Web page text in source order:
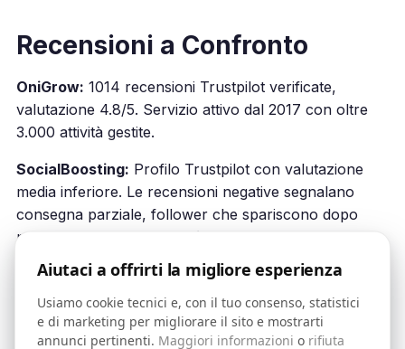
Recensioni a Confronto
OniGrow: 1014 recensioni Trustpilot verificate,
valutazione 4.8/5. Servizio attivo dal 2017 con oltre
3.000 attività gestite.
SocialBoosting: Profilo Trustpilot con valutazione
media inferiore. Le recensioni negative segnalano
consegna parziale, follower che spariscono dopo
poche settimane e difficoltà di rimborso. Verifica
direttamente su Trustpilot prima di considerare
l’acquisto.
Aiutaci a offrirti la migliore esperienza
Usiamo cookie tecnici e, con il tuo consenso, statistici
e di marketing per migliorare il sito e mostrarti
annunci pertinenti. Maggiori informazioni o rifiuta